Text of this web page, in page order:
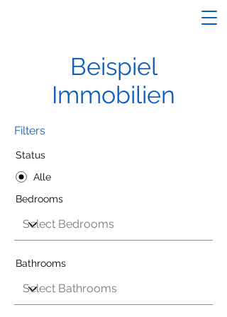
Beispiel
Immobilien
Filters
Status
Alle
Bedrooms
Bathrooms